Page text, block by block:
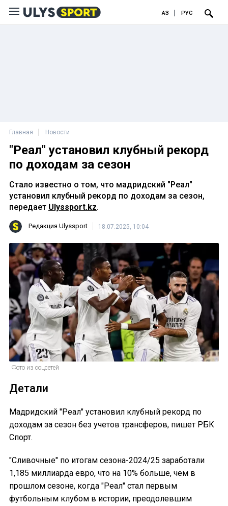
ҚАЗ РУС
Главная Новости
"Реал" установил клубный рекорд
по доходам за сезон
Стало известно о том, что мадридский "Реал"
установил клубный рекорд по доходам за сезон,
передает Ulyssport.kz.
Редакция Ulyssport 18.07.2025, 10:04
Фото из соцсетей
Детали
Мадридский "Реал" установил клубный рекорд по
доходам за сезон без учетов трансферов, пишет РБК
Спорт.
"Сливочные" по итогам сезона-2024/25 заработали
1,185 миллиарда евро, что на 10% больше, чем в
прошлом сезоне, когда "Реал" стал первым
футбольным клубом в истории, преодолевшим